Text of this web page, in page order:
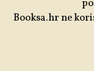
PISMA
Booksa.hr ne